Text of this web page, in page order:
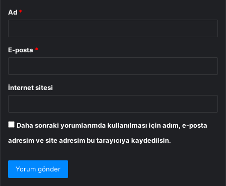
Ad *
E-posta *
İnternet sitesi
Daha sonraki yorumlarımda kullanılması için adım, e-posta
adresim ve site adresim bu tarayıcıya kaydedilsin.